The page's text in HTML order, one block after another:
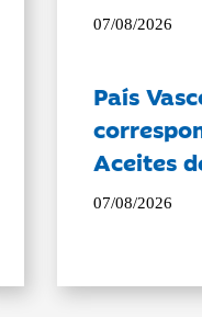
07/08/2026
País
Aceites
07/08/2026